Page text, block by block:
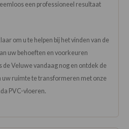
een professioneel resultaat
om u te helpen bij het vinden van de
uw behoeften en voorkeuren
Veluwe vandaag nog en ontdek de
ruimte te transformeren met onze
PVC-vloeren.